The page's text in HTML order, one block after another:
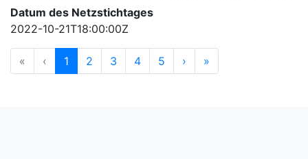
Datum des Netzstichtages
2022-10-21T18:00:00Z
« ‹ 1 2 3 4 5 › »